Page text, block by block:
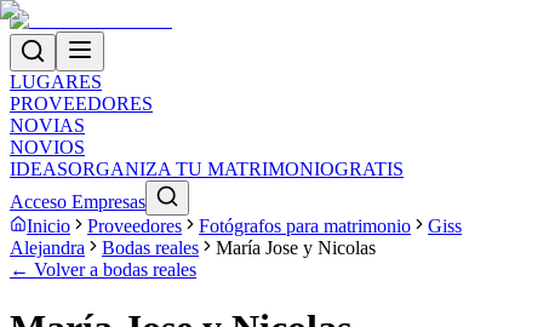
LUGARES
PROVEEDORES
NOVIAS
NOVIOS
IDEASORGANIZA TU MATRIMONIOGRATIS
Acceso Empresas
Inicio
Proveedores Fotógrafos para matrimonio
Giss
Alejandra
Bodas reales
María Jose y Nicolas
← Volver a bodas reales